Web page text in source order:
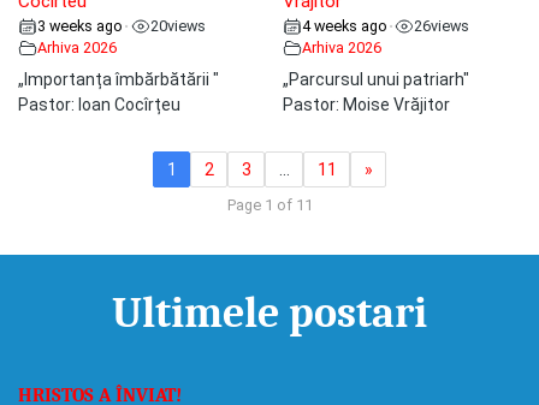
3 weeks ago • 20views
Arhiva 2026
„Importanța îmbărbătării "
Pastor: Ioan Cocîrțeu
4 weeks ago • 26views
Arhiva 2026
„Parcursul unui patriarh"
Pastor: Moise Vrăjitor
1 2 3 11 »
Page 1 of 11
Ultimele postari
HRISTOS A ÎNVIAT!